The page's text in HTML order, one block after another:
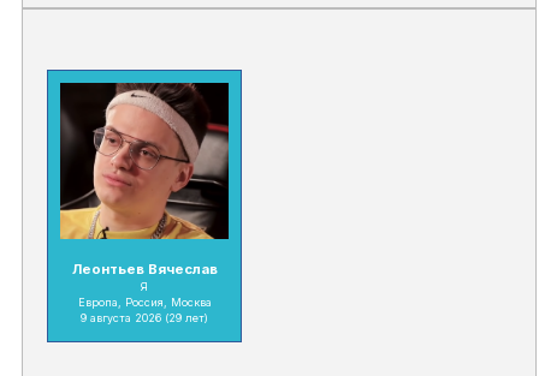
Леонтьев Вячеслав
Я
Европа, Россия, Москва
9 августа 2026 (29 лет)